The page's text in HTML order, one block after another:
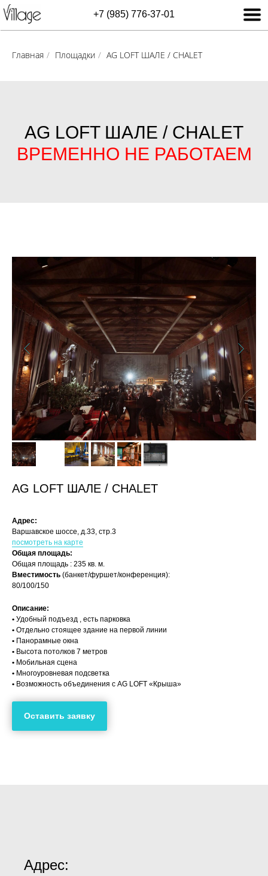
+7 (985) 776-37-01
Главная / Площадки / AG LOFT ШАЛЕ / CHALET
AG LOFT ШАЛЕ / CHALET
ВРЕМЕННО НЕ РАБОТАЕМ
AG LOFT ШАЛЕ / CHALET
Адрес:
Варшавское шоссе, д.33, стр.3
посмотреть на карте
Общая площадь:
Общая площадь : 235 кв. м.
Вместимость (банкет/фуршет/конференция):
80/100/150
Описание:
• Удобный подъезд , есть парковка
• Отдельно стоящее здание на первой линии
• Панорамные окна
• Высота потолков 7 метров
• Мобильная сцена
• Многоуровневая подсветка
• Возможность объединения с AG LOFT «Крыша»
Оставить заявку
Адрес: